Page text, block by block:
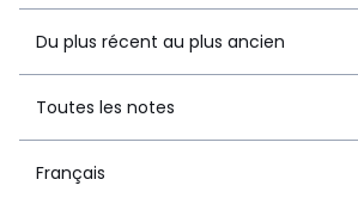
Du plus récent au plus ancien
Toutes les notes
Français